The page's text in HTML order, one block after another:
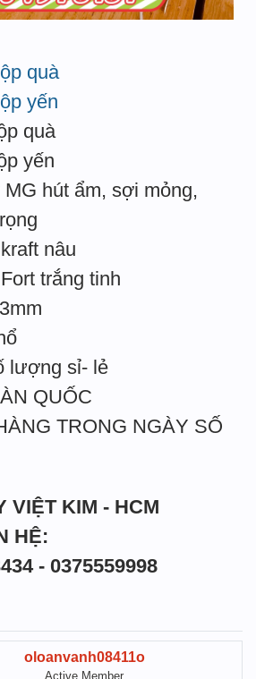
quà
yến
quà
yến
hút ẩm, sợi mỏng,
nâu
trắng tinh
lượng sỉ- lẻ
QUỐC
TRONG NGÀY SỐ
VIỆT KIM - HCM
HỆ:
- 0375559998
oloanvanh08411o
Active Member